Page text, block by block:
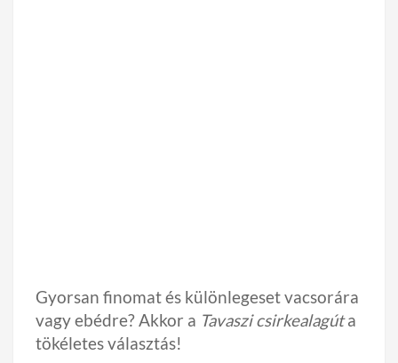
Gyorsan finomat és különlegeset vacsorára
vagy ebédre? Akkor a Tavaszi csirkealagúta
tökéletes választás!